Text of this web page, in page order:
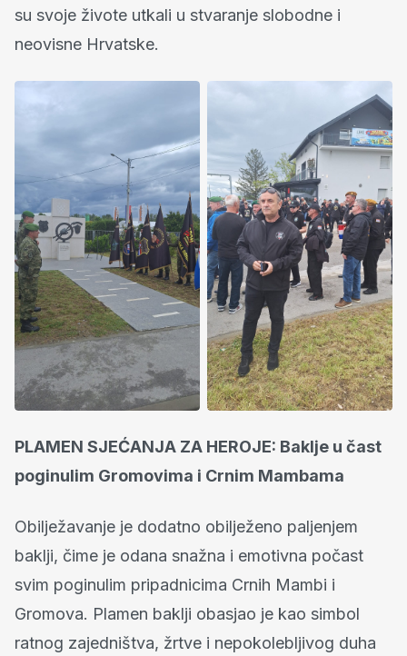
su svoje živote utkali u stvaranje slobodne i
neovisne Hrvatske.
PLAMEN SJEĆANJA ZA HEROJE: Baklje u čast
poginulim Gromovima i Crnim Mambama
Obilježavanje je dodatno obilježeno paljenjem
baklji, čime je odana snažna i emotivna počast
svim poginulim pripadnicima Crnih Mambi i
Gromova. Plamen baklji obasjao je kao simbol
ratnog zajedništva, žrtve i nepokolebljivog duha